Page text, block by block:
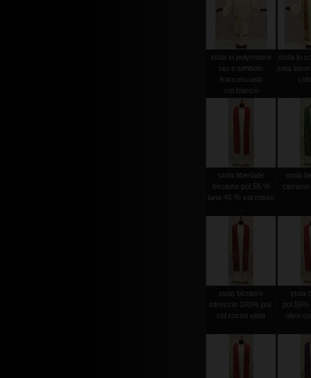
stola in polyestere
tau e simbolo
francescano
col.bianco
stola in
seta
stola tiberiade
bicolore pol.55 %
lana 45 % col.rosso
stola
stola bicolore
intreccio 100% pol.
col.rosso viola
stola
olivo